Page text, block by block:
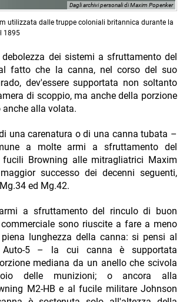
Dagli archivi personali di Maxim Popenker
utilizzata dalle truppe coloniali britannica durante la
1895
debolezza dei sistemi a sfruttamento del
fatto che la canna, nel corso del suo
dev'essere supportata non soltanto
di scoppio, ma anche della porzione
anche alla volata.
una carenatura o di una canna tubata –
a molte armi a sfruttamento del
Browning alle mitragliatrici Maxim
successo dei decenni seguenti,
ed Mg.42.
a sfruttamento del rinculo di buon
sono riuscite a fare a meno
lunghezza della canna: si pensi al
Auto-5 – la cui canna è supportata
mediana da un anello che scivola
delle munizioni; o ancora alla
M2-HB e al fucile militare Johnson